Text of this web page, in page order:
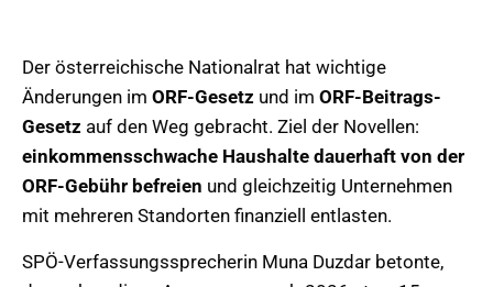
Der österreichische Nationalrat hat wichtige
Änderungen im ORF-Gesetz und im ORF-Beitrags-
Gesetz auf den Weg gebracht. Ziel der Novellen:
einkommensschwache Haushalte dauerhaft von der
ORF-Gebühr befreien und gleichzeitig Unternehmen
mit mehreren Standorten finanziell entlasten.
SPÖ-Verfassungssprecherin Muna Duzdar betonte,